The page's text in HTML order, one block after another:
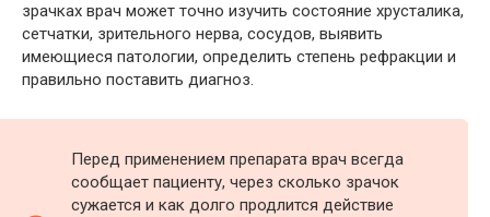
зрачках врач может точно изучить состояние хрусталика,
сетчатки, зрительного нерва, сосудов, выявить
имеющиеся патологии, определить степень рефракции и
правильно поставить диагноз.
Перед применением препарата врач всегда
сообщает пациенту, через сколько зрачок
сужается и как долго продлится действие